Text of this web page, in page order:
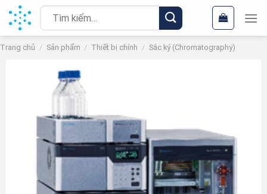
Chuyển
đến
nội
dung
Tìm
kiếm:
Trang chủ / Sản phẩm / Thiết bị chính / Sắc ký (Chromatography)